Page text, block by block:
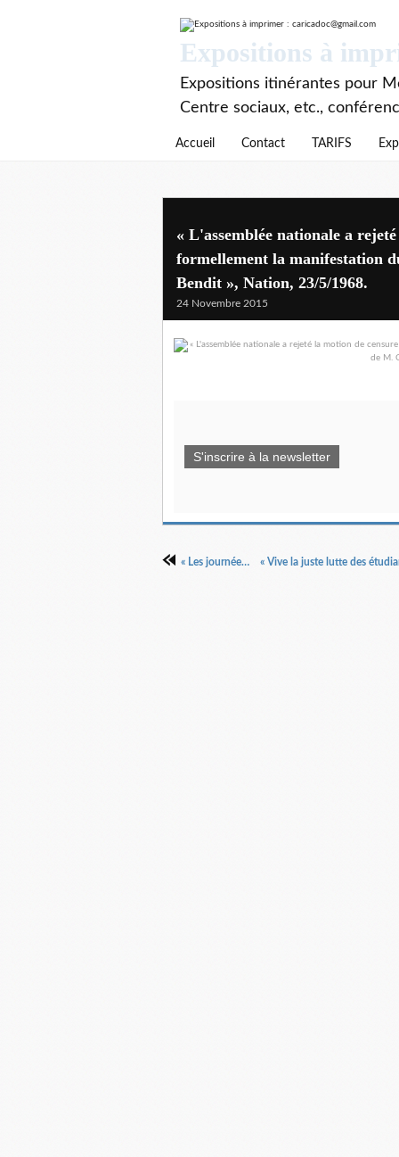
Expositions à
Expositions itinérantes pour
Centre sociaux, etc.,
Accueil Contact TARIFS
« L'assemblée nationale a
formellement la manifestation
Bendit », Nation, 23/5/1968.
24 Novembre 2015
S'inscrire à la newsletter
« Les journées de mai », Noir et blanc, 1968.